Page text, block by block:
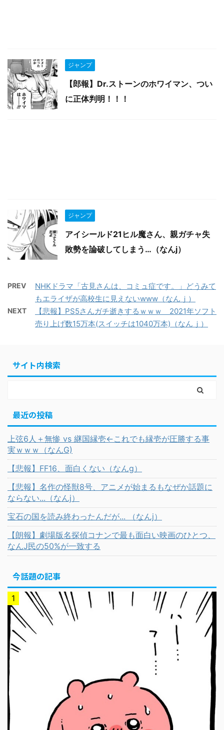
ジャンプ
【郎報】Dr.ストーンのホワイマン、つい
に正体判明！！！
ジャンプ
アイシールド21ヒル魔さん、親ガチャ失
敗勢を論破してしまう…（なんj）
PREV
NHKドラマ「古見さんは、コミュ症です。」どうみて
もエライザが高校生に見えないwww（なんｊ）
NEXT
【悲報】PS5さんガチ逝きするｗｗｗ 2021年ソフト
売り上げ数15万本(スイッチは1040万本)（なんｊ）
サイト内検索
最近の投稿
上弦6人＋無惨 vs 継国縁壱←これでも縁壱が圧勝する事
実ｗｗｗ（なんG)
【悲報】FF16、面白くない（なんg）
【悲報】名作の怪獣8号、アニメが始まるもなぜか話題に
ならない...（なんj）
宝石の国を読み終わったんだが... （なんj）
【朗報】劇場版名探偵コナンで最も面白い映画のひとつ、
なんJ民の50%が一致する
今話題の記事